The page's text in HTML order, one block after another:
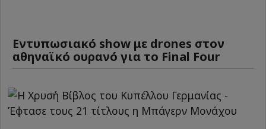
Εντυπωσιακό show με drones στον
αθηναϊκό ουρανό για το Final Four